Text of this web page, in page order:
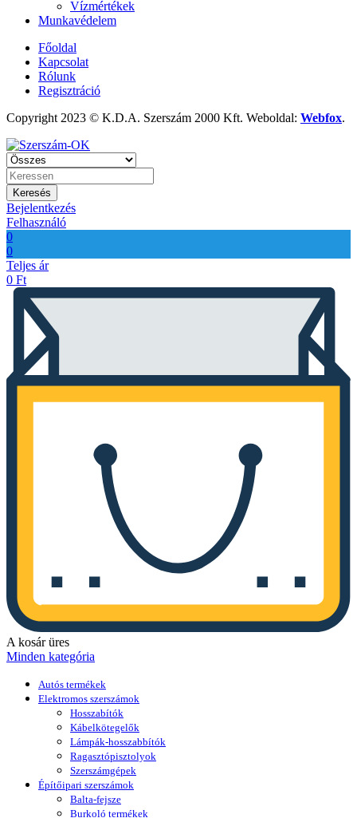
Vízmértékek
Munkavédelem
Főoldal
Kapcsolat
Rólunk
Regisztráció
Copyright 2023 © K.D.A. Szerszám 2000 Kft. Weboldal: Webfox.
Keresés
Bejelentkezés
Felhasználó
0
0
Teljes ár
0 Ft
A kosár üres
Minden kategória
Autós termékek
Elektromos szerszámok
Hosszabítók
Kábelkötegelők
Lámpák-hosszabbítók
Ragasztópisztolyok
Szerszámgépek
Építőipari szerszámok
Balta-fejsze
Burkoló termékek